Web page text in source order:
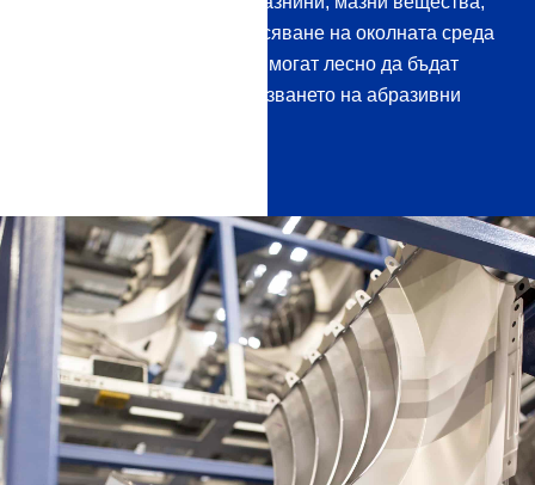
вар и вещества от замърсяване на околната среда
имат по -малка адхезия и могат лесно да бъдат
отстранени, т.е. без използването на абразивни